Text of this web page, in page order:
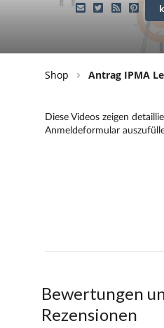
Shop Antrag IPMA
Bewertungen
Rezensionen